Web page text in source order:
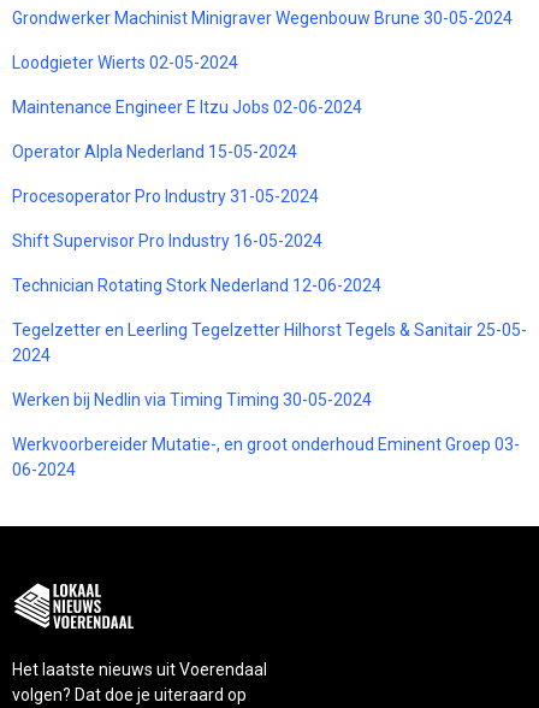
Grondwerker Machinist Minigraver Wegenbouw Brune 30-05-2024
Loodgieter Wierts 02-05-2024
Maintenance Engineer E Itzu Jobs 02-06-2024
Operator Alpla Nederland 15-05-2024
Procesoperator Pro Industry 31-05-2024
Shift Supervisor Pro Industry 16-05-2024
Technician Rotating Stork Nederland 12-06-2024
Tegelzetter en Leerling Tegelzetter Hilhorst Tegels & Sanitair 25-05-
2024
Werken bij Nedlin via Timing Timing 30-05-2024
Werkvoorbereider Mutatie-, en groot onderhoud Eminent Groep 03-
06-2024
Het laatste nieuws uit Voerendaal
volgen? Dat doe je uiteraard op